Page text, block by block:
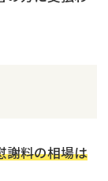
謝料の相場は